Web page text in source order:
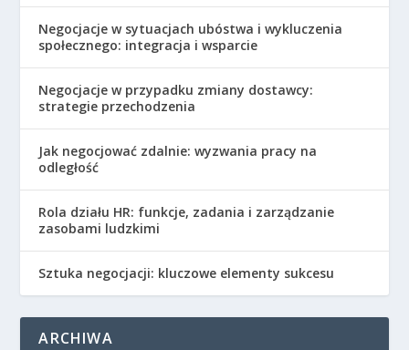
Negocjacje w sytuacjach ubóstwa i wykluczenia
społecznego: integracja i wsparcie
Negocjacje w przypadku zmiany dostawcy:
strategie przechodzenia
Jak negocjować zdalnie: wyzwania pracy na
odległość
Rola działu HR: funkcje, zadania i zarządzanie
zasobami ludzkimi
Sztuka negocjacji: kluczowe elementy sukcesu
ARCHIWA